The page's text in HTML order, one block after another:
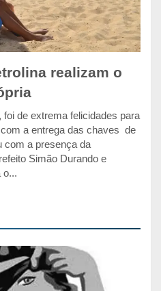
realizam o
de extrema felicidades para
a entrega das chaves de
com a presença da
Simão Durando e
o...